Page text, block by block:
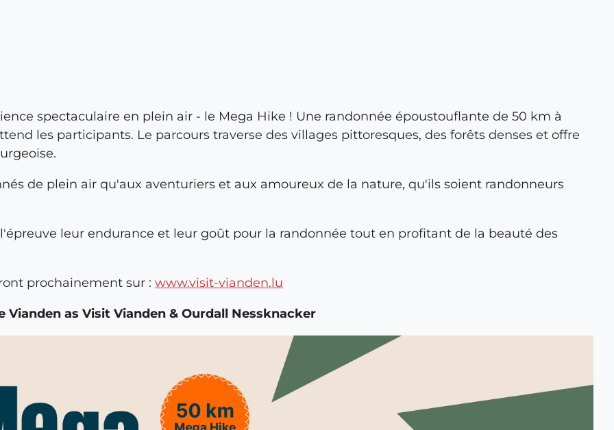
spectaculaire en plein air - le Mega Hike ! Une randonnée époustouflante de 50 km à
les participants. Le parcours traverse des villages pittoresques, des forêts denses et offre
de plein air qu'aux aventuriers et aux amoureux de la nature, qu'ils soient randonneurs
leur endurance et leur goût pour la randonnée tout en profitant de la beauté des
prochainement sur : www.visit-vianden.lu
as Visit Vianden & Ourdall Nessknacker